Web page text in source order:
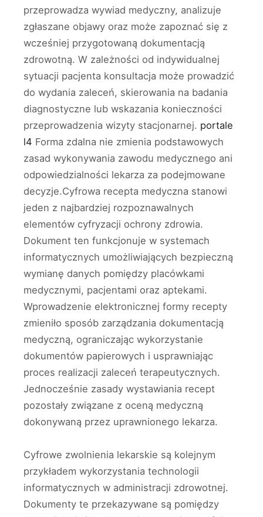
przeprowadza wywiad medyczny, analizuje
zgłaszane objawy oraz może zapoznać się z
wcześniej przygotowaną dokumentacją
zdrowotną. W zależności od indywidualnej
sytuacji pacjenta konsultacja może prowadzić
do wydania zaleceń, skierowania na badania
diagnostyczne lub wskazania konieczności
przeprowadzenia wizyty stacjonarnej. portale
l4 Forma zdalna nie zmienia podstawowych
zasad wykonywania zawodu medycznego ani
odpowiedzialności lekarza za podejmowane
decyzje.Cyfrowa recepta medyczna stanowi
jeden z najbardziej rozpoznawalnych
elementów cyfryzacji ochrony zdrowia.
Dokument ten funkcjonuje w systemach
informatycznych umożliwiających bezpieczną
wymianę danych pomiędzy placówkami
medycznymi, pacjentami oraz aptekami.
Wprowadzenie elektronicznej formy recepty
zmieniło sposób zarządzania dokumentacją
medyczną, ograniczając wykorzystanie
dokumentów papierowych i usprawniając
proces realizacji zaleceń terapeutycznych.
Jednocześnie zasady wystawiania recept
pozostały związane z oceną medyczną
dokonywaną przez uprawnionego lekarza.
Cyfrowe zwolnienia lekarskie są kolejnym
przykładem wykorzystania technologii
informatycznych w administracji zdrowotnej.
Dokumenty te przekazywane są pomiędzy